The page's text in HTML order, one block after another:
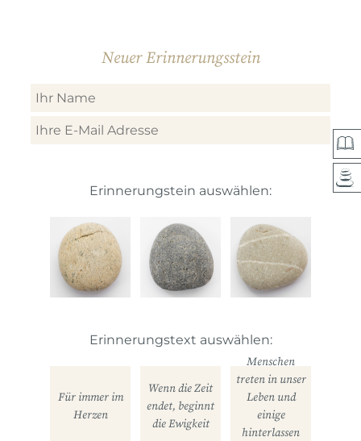
Neuer Erinnerungsstein
Erinnerungstein auswählen:
Erinnerungstext auswählen:
Für immer im
Herzen
Wenn die Zeit
endet, beginnt
die Ewigkeit
Menschen
treten in unser
Leben und
einige
hinterlassen